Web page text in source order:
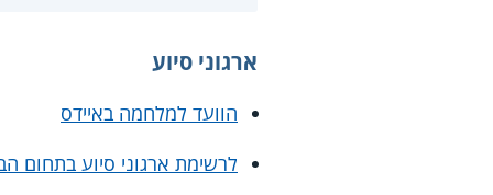
ארגוני סיוע
הוועד למלחמה באיידס
לרשימת ארגוני סיוע בתחום